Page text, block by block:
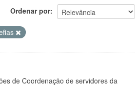
Ordenar por
de Coordenação de servidores da